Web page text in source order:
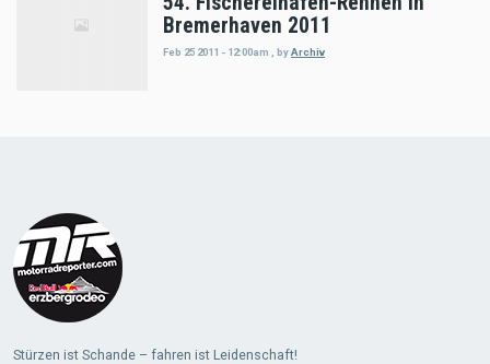
Bremerhaven 2011
Feb 25 2011 - 12:00am byArchiv
Stürzen ist Schande – fahren ist Leidenschaft!